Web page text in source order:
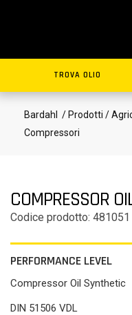
TROVA OLIO
Bardahl / Prodotti /
Compressori
COMPRESSOR
Codice prodotto: 481051
PERFORMANCE LEVEL
Compressor Oil Synthetic
DIN 51506 VDL